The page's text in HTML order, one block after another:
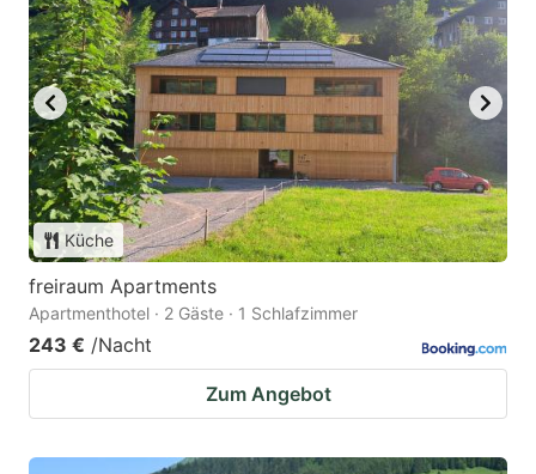
Küche
freiraum Apartments
Apartmenthotel · 2 Gäste · 1 Schlafzimmer
243 € /Nacht
Zum Angebot